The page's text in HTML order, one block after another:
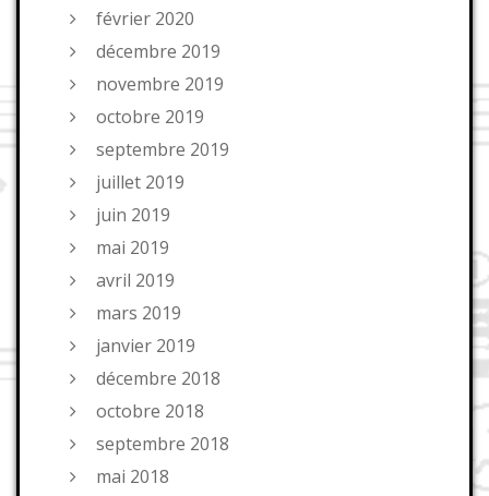
février 2020
décembre 2019
novembre 2019
octobre 2019
septembre 2019
juillet 2019
juin 2019
mai 2019
avril 2019
mars 2019
janvier 2019
décembre 2018
octobre 2018
septembre 2018
mai 2018